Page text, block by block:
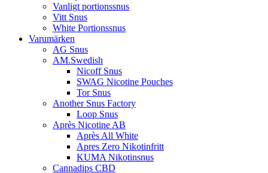
Vanligt portionssnus
Vitt Snus
White Portionssnus
Varumärken
AG Snus
AM.Swedish
Nicoff Snus
SWAG Nicotine Pouches
Tor Snus
Another Snus Factory
Loop Snus
Après Nicotine AB
Après All White
Apres Zero Nikotinfritt
KUMA Nikotinsnus
Cannadips CBD